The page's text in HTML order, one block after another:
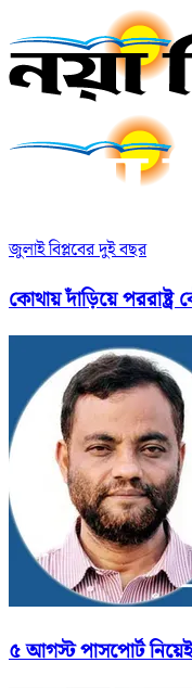
জুলাই বিপ্লবের দুই বছর
কোথায় দাঁড়িয়ে
৫ আগস্ট পাসপোর্ট